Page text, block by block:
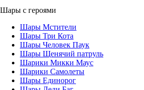
Шары с героями
Шары Мстители
Шары Три Кота
Шары Человек Паук
Шары Щенячий патруль
Шарики Микки Маус
Шарики Самолеты
Шары Единорог